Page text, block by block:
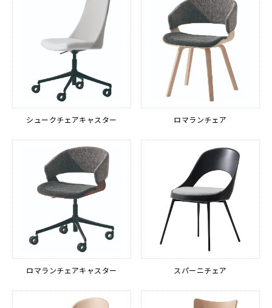
シュークチェアキャスター ロマランチェア
ロマランチェアキャスター スパーニチェア